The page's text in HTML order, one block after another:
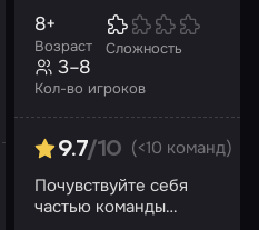
Возраст
8+
Сложность
Кол-во игроков
3–8
9.7/10 (<10 команд)
Почувствуйте себя
частью команды